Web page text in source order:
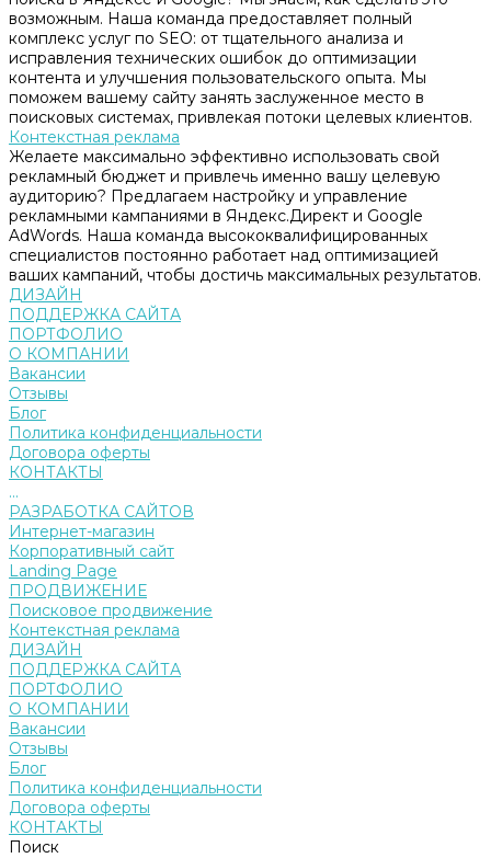
возможным. Наша команда предоставляет полный
комплекс услуг по SEO: от тщательного анализа и
исправления технических ошибок до оптимизации
контента и улучшения пользовательского опыта. Мы
поможем вашему сайту занять заслуженное место в
поисковых системах, привлекая потоки целевых клиентов.
Контекстная реклама
Желаете максимально эффективно использовать свой
рекламный бюджет и привлечь именно вашу целевую
аудиторию? Предлагаем настройку и управление
рекламными кампаниями в Яндекс.Директ и Google
AdWords. Наша команда высококвалифицированных
специалистов постоянно работает над оптимизацией
ваших кампаний, чтобы достичь максимальных результатов.
ДИЗАЙН
ПОДДЕРЖКА САЙТА
ПОРТФОЛИО
О КОМПАНИИ
Вакансии
Отзывы
Блог
Политика конфиденциальности
Договора оферты
КОНТАКТЫ
...
РАЗРАБОТКА САЙТОВ
Интернет-магазин
Корпоративный сайт
Landing Page
ПРОДВИЖЕНИЕ
Поисковое продвижение
Контекстная реклама
ДИЗАЙН
ПОДДЕРЖКА САЙТА
ПОРТФОЛИО
О КОМПАНИИ
Вакансии
Отзывы
Блог
Политика конфиденциальности
Договора оферты
КОНТАКТЫ
Поиск